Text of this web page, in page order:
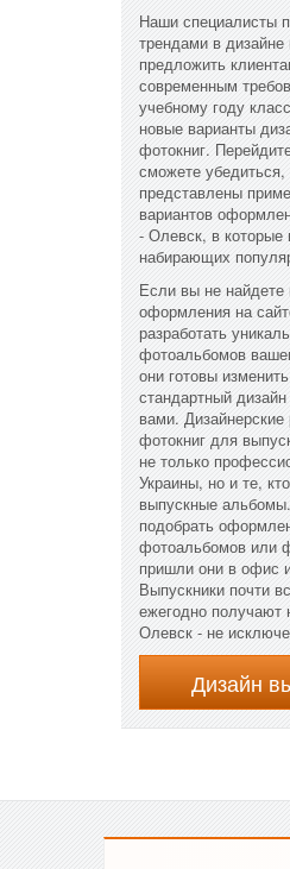
Наши специалисты
трендами в
предложить
современным
учебному году
новые варианты
фотокниг.
сможете убедиться,
представлены
вариантов
- Олевск, в которые
набирающих
Если вы не
оформления на
разработать
фотоальбомов
они готовы
стандартный
вами.
фотокниг для
не только
Украины, но и те,
выпускные
подобрать
фотоальбомов или
пришли они в офис
Выпускники почти
ежегодно
Олевск - не
Дизайн